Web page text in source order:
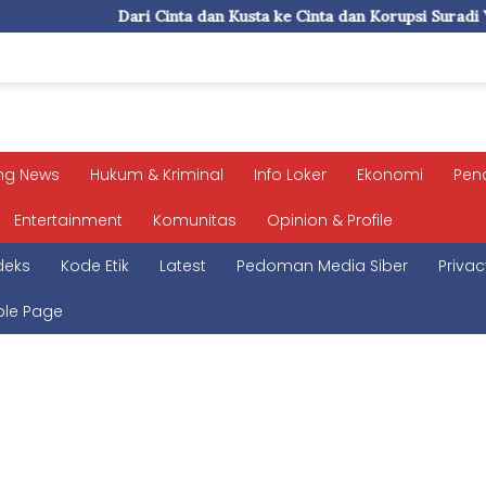
Cinta dan Kusta ke Cinta dan Korupsi Suradi Yasil Ini
News Hukum & Kriminal Info Loker Ekonomi
Entertainment Komunitas Opinion & Profile
Kode Etik Latest Pedoman Media Siber
Page